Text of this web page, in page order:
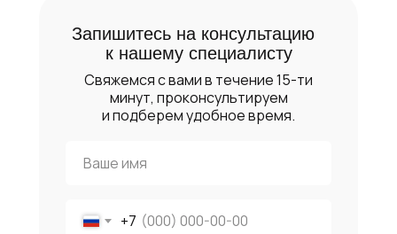
+7
Запишитесь на консультацию
к нашему специалисту
Свяжемся с вами в течение 15-ти
минут, проконсультируем
и подберем удобное время.